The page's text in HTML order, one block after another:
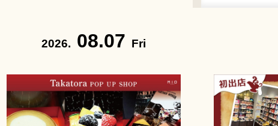
2026. 08.07 Fri